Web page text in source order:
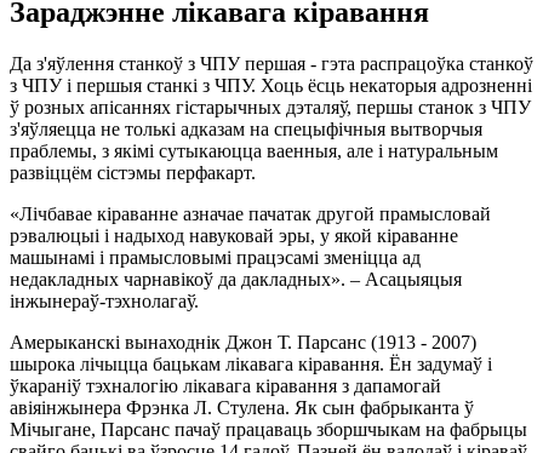
Зараджэнне лікавага кіравання
Да з'яўлення станкоў з ЧПУ першая - гэта распрацоўка станкоў
з ЧПУ і першыя станкі з ЧПУ. Хоць ёсць некаторыя адрозненні
ў розных апісаннях гістарычных дэталяў, першы станок з ЧПУ
з'яўляецца не толькі адказам на спецыфічныя вытворчыя
праблемы, з якімі сутыкаюцца ваенныя, але і натуральным
развіццём сістэмы перфакарт.
«Лічбавае кіраванне азначае пачатак другой прамысловай
рэвалюцыі і надыход навуковай эры, у якой кіраванне
машынамі і прамысловымі працэсамі зменіцца ад
недакладных чарнавікоў да дакладных». – Асацыяцыя
інжынераў-тэхнолагаў.
Амерыканскі вынаходнік Джон Т. Парсанс (1913 - 2007)
шырока лічыцца бацькам лікавага кіравання. Ён задумаў і
ўкараніў тэхналогію лікавага кіравання з дапамогай
авіяінжынера Фрэнка Л. Стулена. Як сын фабрыканта ў
Мічыгане, Парсанс пачаў працаваць зборшчыкам на фабрыцы